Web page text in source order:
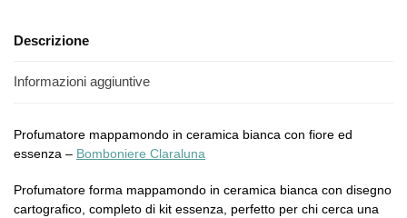
Descrizione
Informazioni aggiuntive
Profumatore mappamondo in ceramica bianca con fiore ed
essenza – Bomboniere Claraluna
Profumatore forma mappamondo in ceramica bianca con disegno
cartografico, completo di kit essenza, perfetto per chi cerca una